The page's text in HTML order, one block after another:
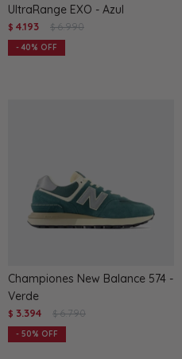
UltraRange EXO - Azul
$ 4.193 $ 6.990
40
Championes New Balance 574 -
Verde
$ 3.394 $ 6.790
50